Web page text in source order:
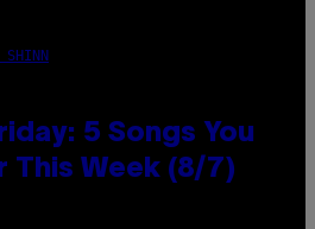
SHINN
5 Songs You
This Week (8/7)